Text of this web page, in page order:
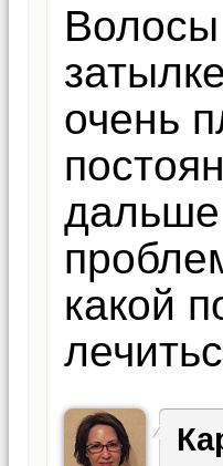
Волосы
очень
дальше
какой